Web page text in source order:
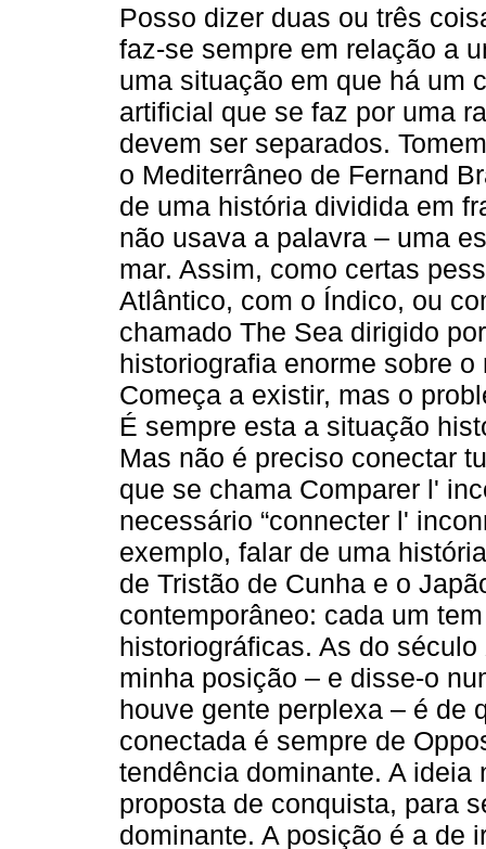
Posso dizer duas ou três
faz-se sempre em relação a
uma situação em que há um
artificial que se faz por uma
devem ser separados.
o Mediterrâneo de Fernand
de uma história dividida em
não usava a palavra – uma
mar. Assim, como certas
Atlântico, com o Índico, ou
chamado The Sea dirigido
historiografia enorme sobre
Começa a existir, mas o
É sempre esta a situação
Mas não é preciso conectar
que se chama Comparer l'
necessário “connecter l'
exemplo, falar de uma
de Tristão de Cunha e o
contemporâneo: cada um
historiográficas. As do
minha posição – e disse-o
houve gente perplexa – é de
conectada é sempre de
tendência dominante. A
proposta de conquista, para
dominante. A posição é a de